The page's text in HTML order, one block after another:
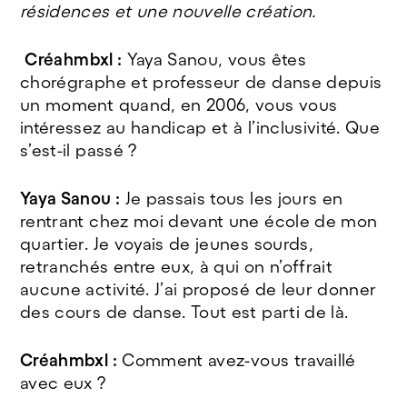
résidences et une nouvelle création.
Créahmbxl : Yaya Sanou, vous êtes
chorégraphe et professeur de danse depuis
un moment quand, en 2006, vous vous
intéressez au handicap et à l’inclusivité. Que
s’est-il passé ?
Yaya Sanou : Je passais tous les jours en
rentrant chez moi devant une école de mon
quartier. Je voyais de jeunes sourds,
retranchés entre eux, à qui on n’offrait
aucune activité. J’ai proposé de leur donner
des cours de danse. Tout est parti de là.
Créahmbxl : Comment avez-vous travaillé
avec eux ?